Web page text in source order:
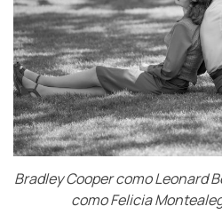
Bradley Cooper como Leonard
como Felicia